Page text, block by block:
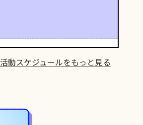
活動スケジュールをもっと見る